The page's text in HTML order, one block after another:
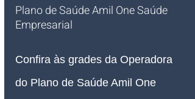
Plano de Saúde Amil One Saúde
Empresarial
Confira às grades da Operadora
do Plano de Saúde Amil One